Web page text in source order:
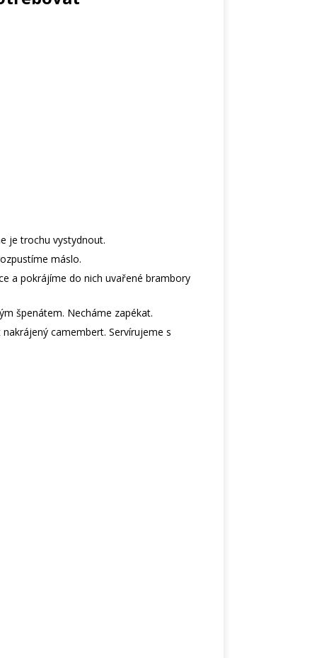
je trochu vystydnout.
máslo.
a pokrájíme do nich uvařené brambory
špenátem. Necháme zapékat.
camembert. Servírujeme s